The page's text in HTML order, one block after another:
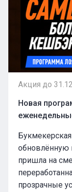
Акция до
Новая
обновлённую
пришла на
прозрачные